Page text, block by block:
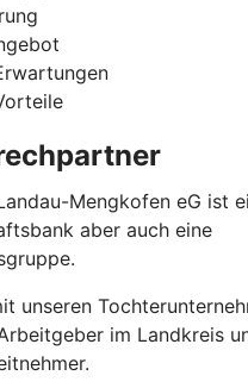
Mengkofen eG ist
aber auch eine
unseren
im Landkreis